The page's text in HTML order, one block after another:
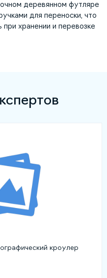
деревянном футляре
для переноски, что
при хранении и перевозке
кроулер